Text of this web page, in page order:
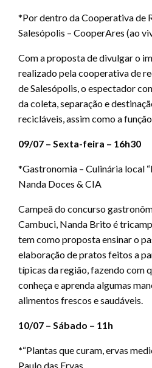
*Por dentro da Cooperativa de
Salesópolis – CooperAres (ao
Com a proposta de divulgar o
realizado pela cooperativa de
de Salesópolis, o espectador
da coleta, separação e
recicláveis, assim como a
09/07 – Sexta-feira – 16h30
*Gastronomia – Culinária local
Nanda Doces & CIA
Campeã do concurso
Cambuci, Nanda Brito é
tem como proposta ensinar o
elaboração de pratos feitos a
típicas da região, fazendo com
conheça e aprenda algumas
alimentos frescos e saudáveis.
10/07 – Sábado – 11h
*“Plantas que curam, ervas
Paulo das Ervas.